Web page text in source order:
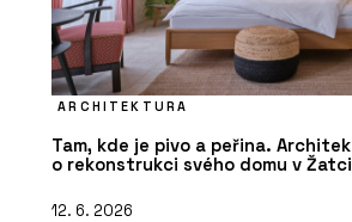
ARCHITEKTURA
Tam, kde je pivo a peřina.
o rekonstrukci svého domu v Žatci
12. 6. 2026